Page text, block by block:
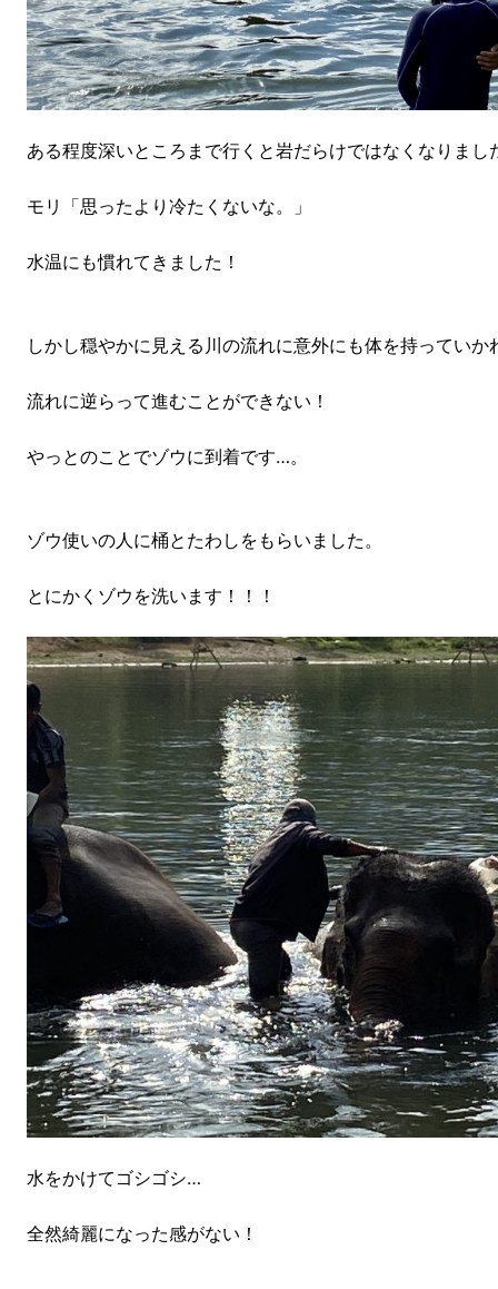
ある程度深いところまで行くと岩だらけではなくなりまし
モリ「思ったより冷たくないな。」
水温にも慣れてきました！
しかし穏やかに見える川の流れに意外にも体を持っていか
流れに逆らって進むことができない！
やっとのことでゾウに到着です…。
ゾウ使いの人に桶とたわしをもらいました。
とにかくゾウを洗います！！！
水をかけてゴシゴシ…
全然綺麗になった感がない！